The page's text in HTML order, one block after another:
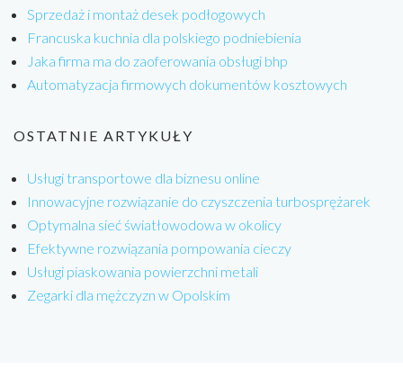
Sprzedaż i montaż desek podłogowych
Francuska kuchnia dla polskiego podniebienia
Jaka firma ma do zaoferowania obsługi bhp
Automatyzacja firmowych dokumentów kosztowych
OSTATNIE ARTYKUŁY
Usługi transportowe dla biznesu online
Innowacyjne rozwiązanie do czyszczenia turbosprężarek
Optymalna sieć światłowodowa w okolicy
Efektywne rozwiązania pompowania cieczy
Usługi piaskowania powierzchni metali
Zegarki dla mężczyzn w Opolskim